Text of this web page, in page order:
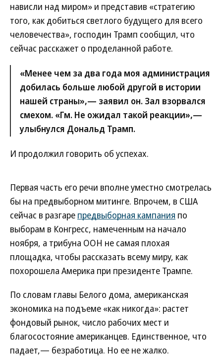
нависли над миром» и представив «стратегию
того, как добиться светлого будущего для всего
человечества», господин Трамп сообщил, что
сейчас расскажет о проделанной работе.
«Менее чем за два года моя администрация
добилась больше любой другой в истории
нашей страны»,— заявил он. Зал взорвался
смехом. «Гм. Не ожидал такой реакции»,—
улыбнулся Дональд Трамп.
И продолжил говорить об успехах.
Первая часть его речи вполне уместно смотрелась
бы на предвыборном митинге. Впрочем, в США
сейчас в разгаре предвыборная кампания по
выборам в Конгресс, намеченным на начало
ноября, а трибуна ООН не самая плохая
площадка, чтобы рассказать всему миру, как
похорошела Америка при президенте Трампе.
По словам главы Белого дома, американская
экономика на подъеме «как никогда»: растет
фондовый рынок, число рабочих мест и
благосостояние американцев. Единственное, что
падает,— безработица. Но ее не жалко.